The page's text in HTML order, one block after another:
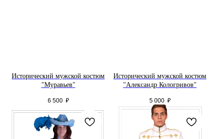
Исторический мужской костюм
"Муравьев"
6 500 ₽
Исторический мужской костюм
"Александр Кологривов"
5 000 ₽